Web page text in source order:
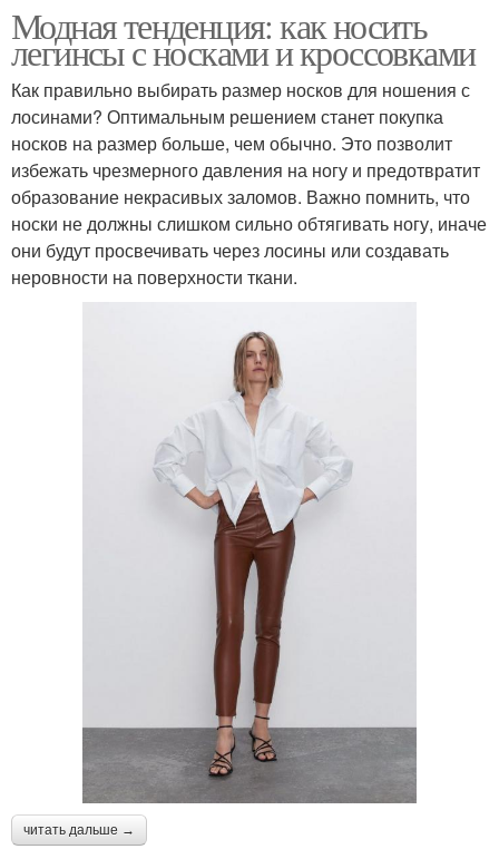
Модная тенденция: как носить
легинсы с носками и кроссовками
Как правильно выбирать размер носков для ношения с
лосинами? Оптимальным решением станет покупка
носков на размер больше, чем обычно. Это позволит
избежать чрезмерного давления на ногу и предотвратит
образование некрасивых заломов. Важно помнить, что
носки не должны слишком сильно обтягивать ногу, иначе
они будут просвечивать через лосины или создавать
неровности на поверхности ткани.
читать дальше →